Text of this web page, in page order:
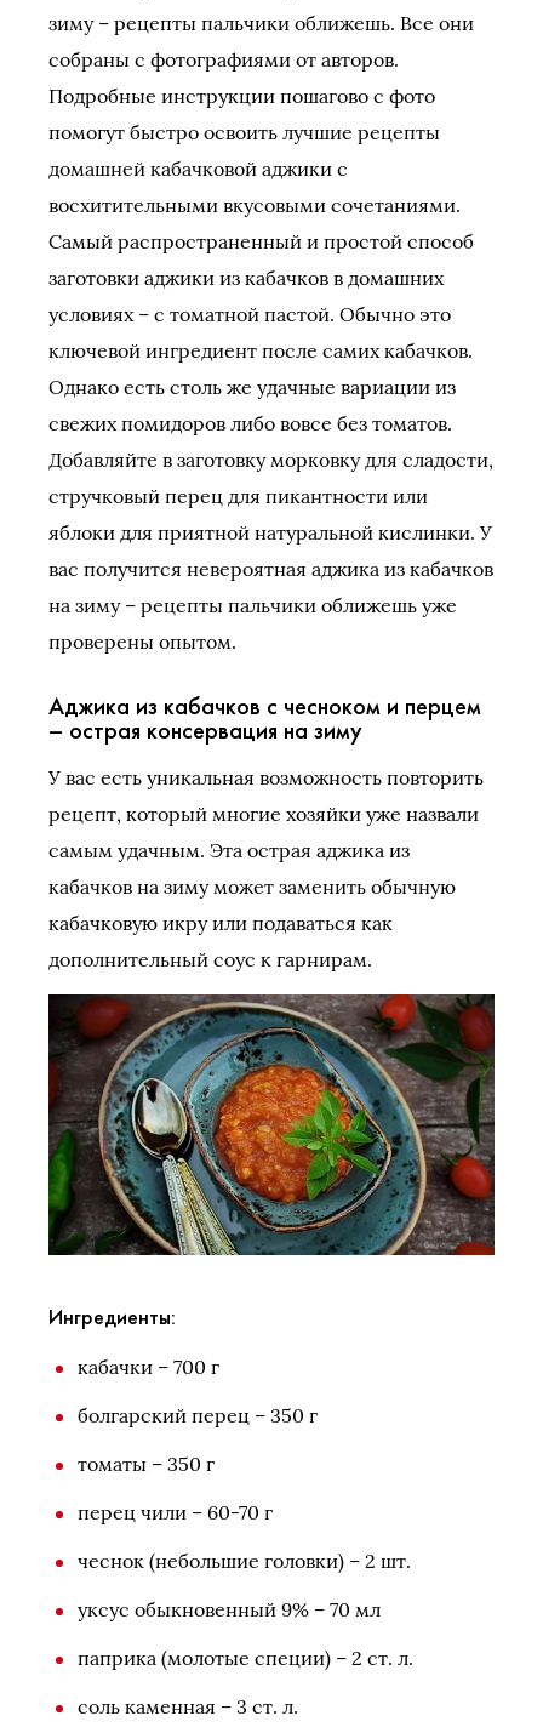
зиму – рецепты пальчики оближешь. Все они
собраны с фотографиями от авторов.
Подробные инструкции пошагово с фото
помогут быстро освоить лучшие рецепты
домашней кабачковой аджики с
восхитительными вкусовыми сочетаниями.
Самый распространенный и простой способ
заготовки аджики из кабачков в домашних
условиях – с томатной пастой. Обычно это
ключевой ингредиент после самих кабачков.
Однако есть столь же удачные вариации из
свежих помидоров либо вовсе без томатов.
Добавляйте в заготовку морковку для сладости,
стручковый перец для пикантности или
яблоки для приятной натуральной кислинки. У
вас получится невероятная аджика из кабачков
на зиму – рецепты пальчики оближешь уже
проверены опытом.
Аджика из кабачков с чесноком и перцем
– острая консервация на зиму
У вас есть уникальная возможность повторить
рецепт, который многие хозяйки уже назвали
самым удачным. Эта острая аджика из
кабачков на зиму может заменить обычную
кабачковую икру или подаваться как
дополнительный соус к гарнирам.
Ингредиенты:
кабачки – 700 г
болгарский перец – 350 г
томаты – 350 г
перец чили – 60-70 г
чеснок (небольшие головки) – 2 шт.
уксус обыкновенный 9% – 70 мл
паприка (молотые специи) – 2 ст. л.
соль каменная – 3 ст. л.